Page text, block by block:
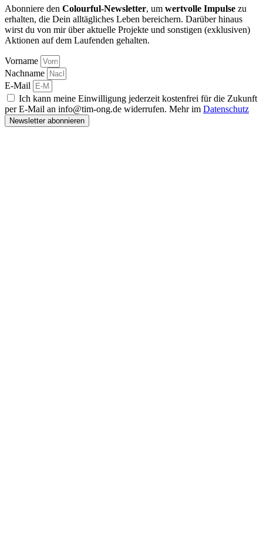
Abonniere den Colourful-Newsletter, um wertvolle Impulse zu
erhalten, die Dein alltägliches Leben bereichern. Darüber hinaus
wirst du von mir über aktuelle Projekte und sonstigen (exklusiven)
Aktionen auf dem Laufenden gehalten.
Vorname
Nachname
E-Mail
Ich kann meine Einwilligung jederzeit kostenfrei für die Zukunft
per E-Mail an info@tim-ong.de widerrufen. Mehr im Datenschutz
Newsletter abonnieren